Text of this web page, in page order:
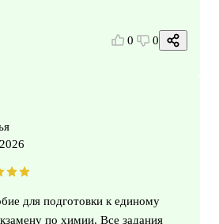
0 0
для подготовки к единому
по химии. Все задания